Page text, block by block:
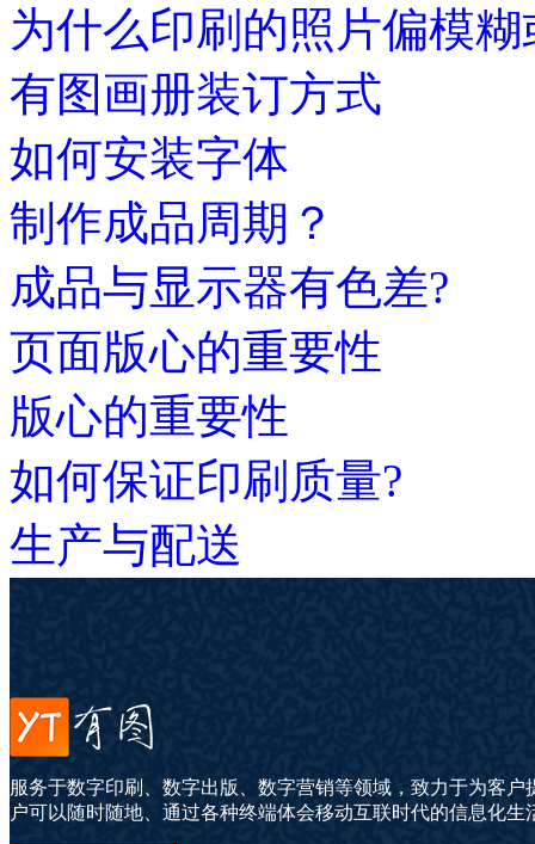
为什么印刷的照片偏模
有图画册装订方式
如何安装字体
制作成品周期？
成品与显示器有色差?
页面版心的重要性
版心的重要性
如何保证印刷质量?
生产与配送
服务于数字印刷、数字出版、数字营销等领域，致力于为客
户可以随时随地、通过各种终端体会移动互联时代的信息化生